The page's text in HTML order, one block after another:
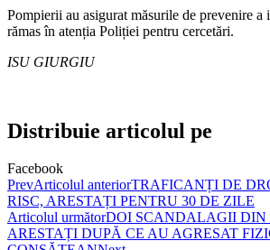
Pompierii au asigurat măsurile de prevenire a
rămas în atenția Poliției pentru cercetări.
ISU GIURGIU
Distribuie articolul pe
Facebook
PrevArticolul anteriorTRAFICANȚI DE
RISC, ARESTAȚI PENTRU 30 DE ZILE
Articolul următorDOI SCANDALAGII DIN
ARESTAȚI DUPĂ CE AU AGRESAT